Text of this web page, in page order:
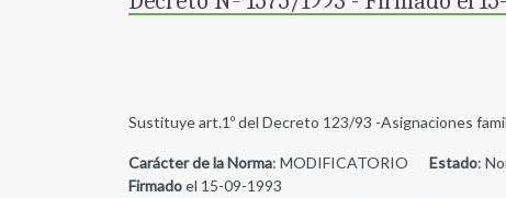
Sustituye art.1º del Decreto 123/93 -Asignaciones
Carácter de la Norma: MODIFICATORIO Estado:
Firmadoel 15-09-1993